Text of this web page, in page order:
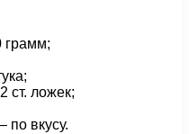
ст. ложек;
вкусу.